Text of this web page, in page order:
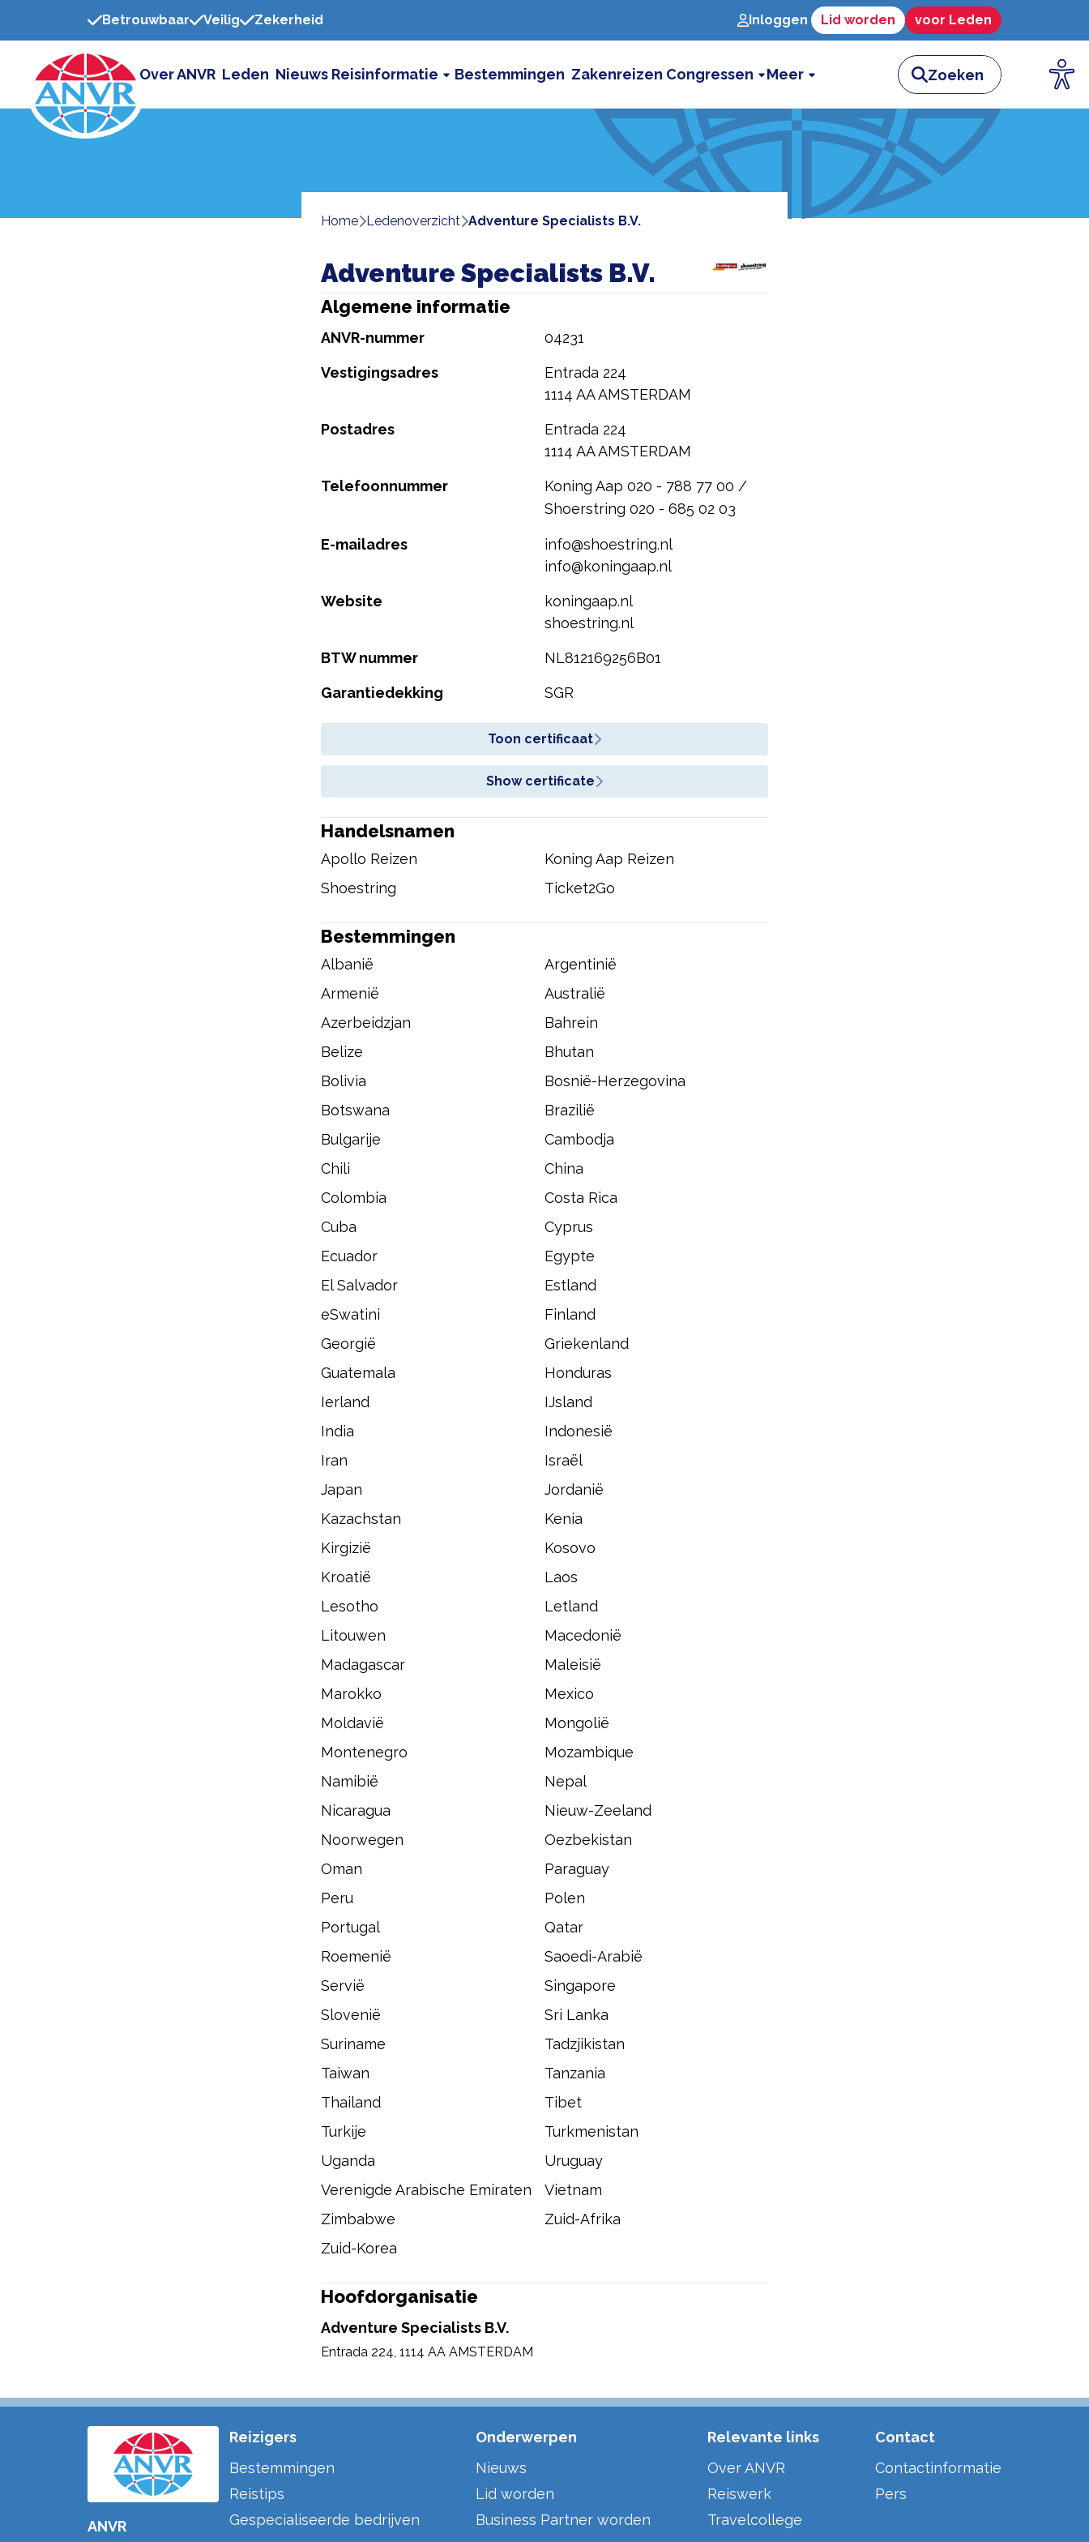
Betrouwbaar Veilig Zekerheid Inloggen Lid worden voor Leden
Over ANVR Leden Nieuws Reisinformatie Bestemmingen Zakenreizen Congressen Meer
Home ledenoverzicht Adventure Specialists B.V.
Adventure Specialists B.V.
Algemene informatie
ANVR-nummer 04231
Vestigingsadres
Entrada 224
1114 AA AMSTERDAM
Postadres
Entrada 224
1114 AA AMSTERDAM
Telefoonnummer
Koning Aap 020 - 788 77 00 /
Shoerstring 020 - 685 02 03
E-mailadres
info@shoestring.nl
info@koningaap.nl
Website
koningaap.nl
shoestring.nl
BTW nummer NL812169256B01
Garantiedekking SGR
Toon certificaat
Show certificate
Handelsnamen
Apollo Reizen
Koning Aap Reizen
Shoestring
Ticket2Go
Bestemmingen
Albanië
Argentinië
Armenië
Australië
Azerbeidzjan
Bahrein
Belize
Bhutan
Bolivia
Bosnië-Herzegovina
Botswana
Brazilië
Bulgarije
Cambodja
Chili
China
Colombia
Costa Rica
Cuba
Cyprus
Ecuador
Egypte
El Salvador
Estland
eSwatini
Finland
Georgië
Griekenland
Guatemala
Honduras
Ierland
IJsland
India
Indonesië
Iran
Israël
Japan
Jordanië
Kazachstan
Kenia
Kirgizië
Kosovo
Kroatië
Laos
Lesotho
Letland
Litouwen
Macedonië
Madagascar
Maleisië
Marokko
Mexico
Moldavië
Mongolië
Montenegro
Mozambique
Namibië
Nepal
Nicaragua
Nieuw-Zeeland
Noorwegen
Oezbekistan
Oman
Paraguay
Peru
Polen
Portugal
Qatar
Roemenië
Saoedi-Arabië
Servië
Singapore
Slovenië
Sri Lanka
Suriname
Tadzjikistan
Taiwan
Tanzania
Thailand
Tibet
Turkije
Turkmenistan
Uganda
Uruguay
Verenigde Arabische Emiraten
Vietnam
Zimbabwe
Zuid-Afrika
Zuid-Korea
Hoofdorganisatie
Adventure Specialists B.V.
Entrada 224, 1114 AA AMSTERDAM
ANVR
Reizigers
Bestemmingen
Reistips
Gespecialiseerde bedrijven
Onderwerpen
Nieuws
Lid worden
Business Partner worden
Relevante links
Over ANVR
Reiswerk
Travelcollege
Contact
Contactinformatie
Pers